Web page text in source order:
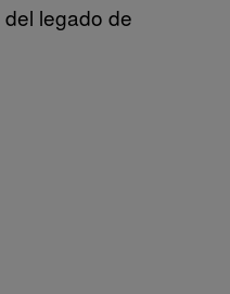
legado de